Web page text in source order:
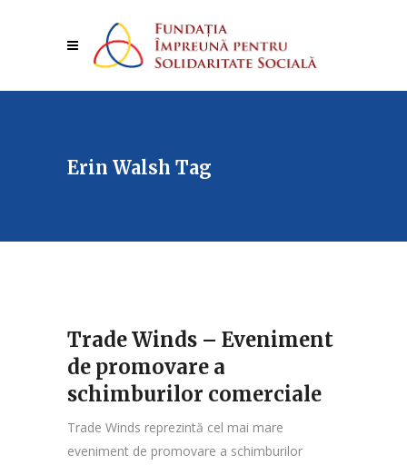
Erin Walsh Tag
Trade Winds – Eveniment
de promovare a
schimburilor comerciale
Trade Winds reprezintă cel mai mare
eveniment de promovare a schimburilor